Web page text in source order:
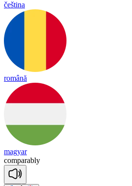
čeština
română
magyar
comparably